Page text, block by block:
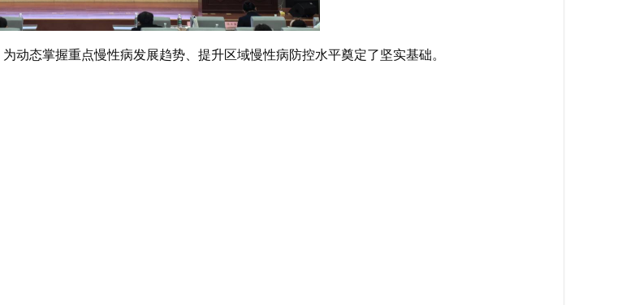
动态掌握重点慢性病发展趋势、提升区域慢性病防控水平奠定了坚实基础。